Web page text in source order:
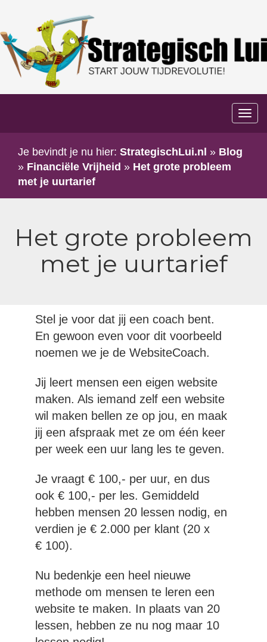
Je bevindt je nu hier: StrategischLui.nl » Blog
» Financiële Vrijheid » Het grote probleem
met je uurtarief
Het grote probleem
met je uurtarief
Stel je voor dat jij een coach bent.
En gewoon even voor dit voorbeeld
noemen we je de WebsiteCoach.
Jij leert mensen een eigen website
maken. Als iemand zelf een website
wil maken bellen ze op jou, en maak
jij een afspraak met ze om één keer
per week een uur lang les te geven.
Je vraagt € 100,- per uur, en dus
ook € 100,- per les. Gemiddeld
hebben mensen 20 lessen nodig, en
verdien je € 2.000 per klant (20 x
€ 100).
Nu bedenkje een heel nieuwe
methode om mensen te leren een
website te maken. In plaats van 20
lessen, hebben ze nu nog maar 10